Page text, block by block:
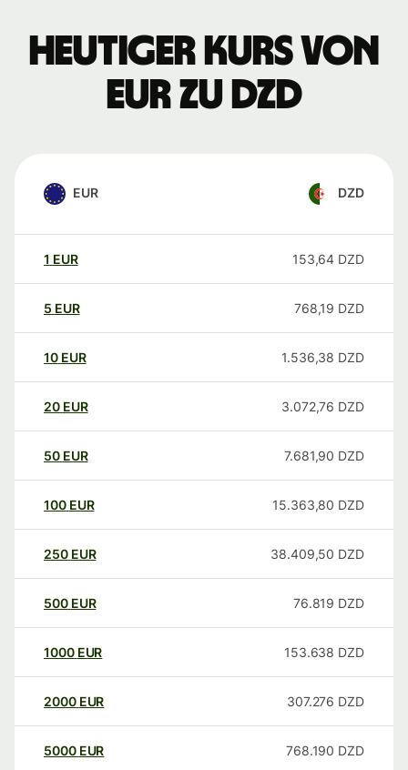
Heutiger Kurs von
EUR zu DZD
EUR DZD
1 EUR 153,64 DZD
5 EUR 768,19 DZD
10 EUR 1.536,38 DZD
20 EUR 3.072,76 DZD
50 EUR 7.681,90 DZD
100 EUR 15.363,80 DZD
250 EUR 38.409,50 DZD
500 EUR 76.819 DZD
1000 EUR 153.638 DZD
2000 EUR 307.276 DZD
5000 EUR 768.190 DZD